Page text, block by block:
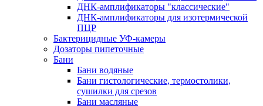
ДНК-амплификаторы "классические"
ДНК-амплификаторы для изотермической
ПЦР
Бактерицидные УФ-камеры
Дозаторы пипеточные
Бани
Бани водяные
Бани гистологические, термостолики,
сушилки для срезов
Бани масляные